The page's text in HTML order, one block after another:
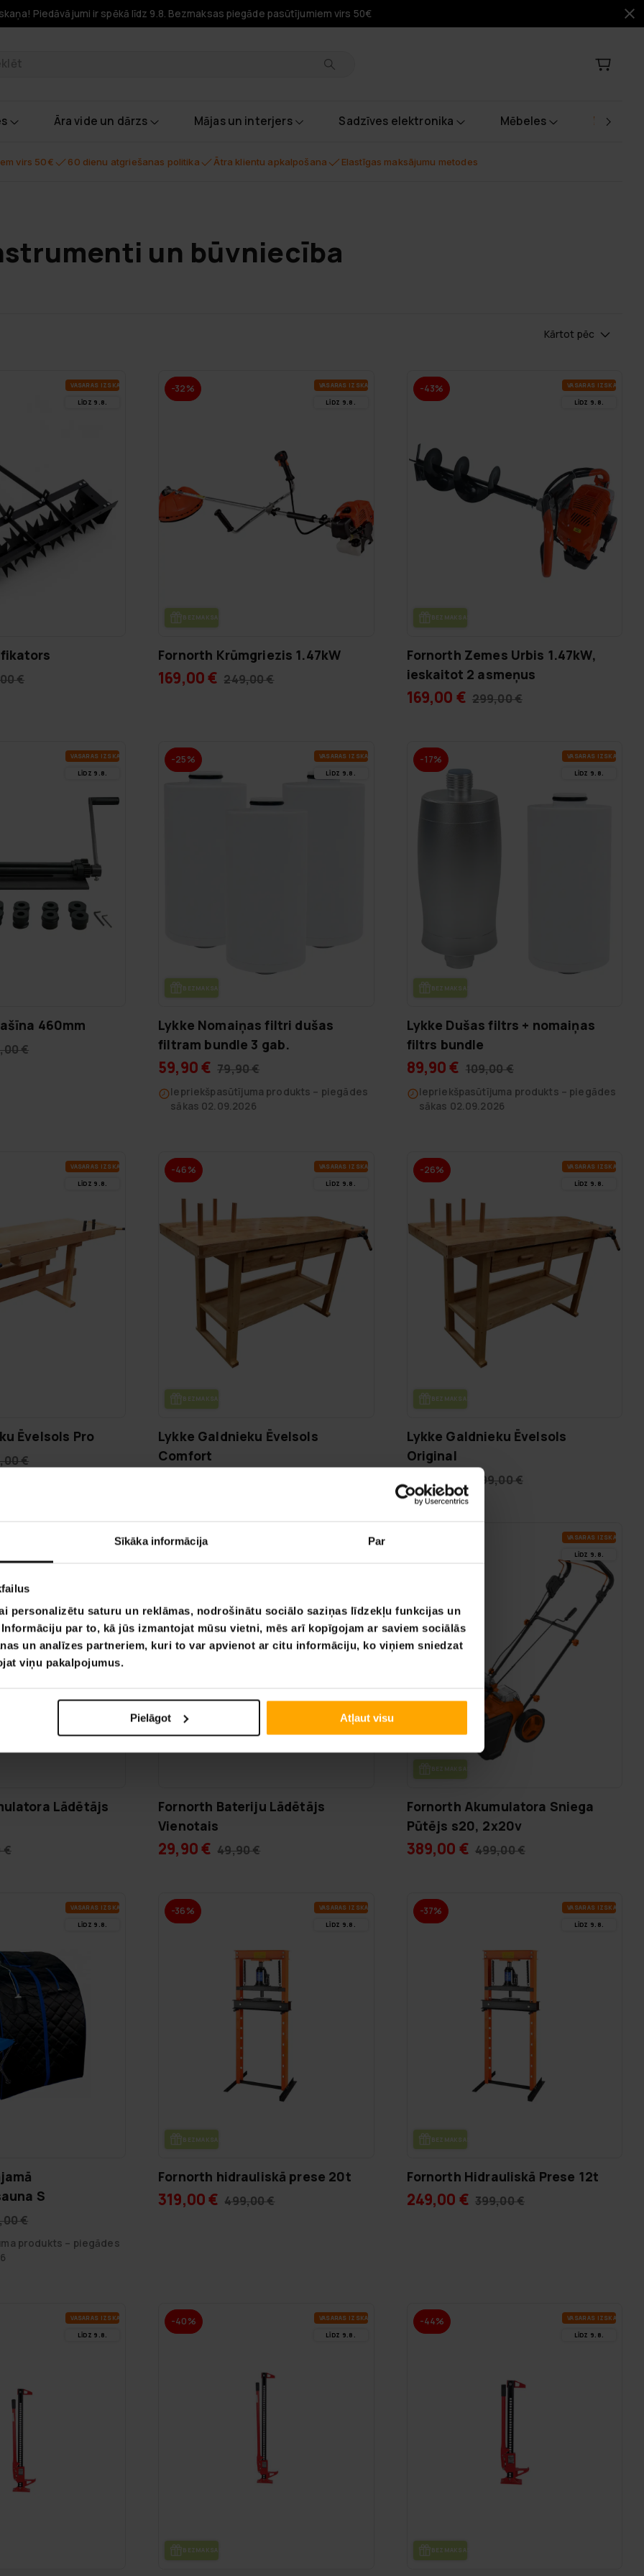
Sīkāka informācija Par
personalizētu saturu un reklāmas, nodrošinātu sociālo saziņas līdzekļu funkcijas un
par to, kā jūs izmantojat mūsu vietni, mēs arī kopīgojam ar saviem sociālās
un analīzes partneriem, kuri to var apvienot ar citu informāciju, ko viņiem sniedzat
viņu pakalpojumus.
Pielāgot Atļaut visu
Piedāvājumi ir spēkā līdz 9.8. Bezmaksas piegāde pasūtījumiem virs 50€
Āra vide un dārzs Mājas un interjers Sadzīves elektronika Mēbeles
virs 50€ 60 dienu atgriešanas politika Ātra klientu apkalpošana Elastīgas maksājumu metodes
un būvniecība
Kārtot pēc
VA­SA­RAS IZ­SKA­ŅA
LĪDZ 9.8.
€
-32% VA­SA­RAS IZ­SKA­ŅA
LĪDZ 9.8.
BEZ­MAK­SAS PIE­GĀ­DE
Fornorth Krūmgriezis 1.47kW
169,00 € 249,00 €
-43% VA­SA­RAS IZ­SKA­ŅA
LĪDZ 9.8.
BEZ­MAK­SAS PIE­GĀ­DE
Fornorth Zemes Urbis 1.47kW,
ieskaitot 2 asmeņus
169,00 € 299,00 €
VA­SA­RAS IZ­SKA­ŅA
LĪDZ 9.8.
460mm
€
-25% VA­SA­RAS IZ­SKA­ŅA
LĪDZ 9.8.
BEZ­MAK­SAS PIE­GĀ­DE
Lykke Nomaiņas filtri dušas
filtram bundle 3 gab.
59,90 € 79,90 €
Iepriekšpasūtījuma produkts – piegādes
sākas 02.09.2026
-17% VA­SA­RAS IZ­SKA­ŅA
LĪDZ 9.8.
BEZ­MAK­SAS PIE­GĀ­DE
Lykke Dušas filtrs + nomaiņas
filtrs bundle
89,90 € 109,00 €
Iepriekšpasūtījuma produkts – piegādes
sākas 02.09.2026
VA­SA­RAS IZ­SKA­ŅA
LĪDZ 9.8.
Ēvelsols Pro
€
-46% VA­SA­RAS IZ­SKA­ŅA
LĪDZ 9.8.
BEZ­MAK­SAS PIE­GĀ­DE
Lykke Galdnieku Ēvelsols
Comfort
-26% VA­SA­RAS IZ­SKA­ŅA
LĪDZ 9.8.
BEZ­MAK­SAS PIE­GĀ­DE
Lykke Galdnieku Ēvelsols
Original
299,00 €
VA­SA­RAS IZ­SKA­ŅA
Lādētājs
€
-40% VA­SA­RAS IZ­SKA­ŅA
Fornorth Bateriju Lādētājs
Vienotais
29,90 € 49,90 €
VA­SA­RAS IZ­SKA­ŅA
LĪDZ 9.8.
BEZ­MAK­SAS PIE­GĀ­DE
Fornorth Akumulatora Sniega
Pūtējs s20, 2x20v
389,00 € 499,00 €
VA­SA­RAS IZ­SKA­ŅA
LĪDZ 9.8.
S
€
produkts – piegādes
-36% VA­SA­RAS IZ­SKA­ŅA
LĪDZ 9.8.
BEZ­MAK­SAS PIE­GĀ­DE
Fornorth hidrauliskā prese 20t
319,00 € 499,00 €
-37% VA­SA­RAS IZ­SKA­ŅA
LĪDZ 9.8.
BEZ­MAK­SAS PIE­GĀ­DE
Fornorth Hidrauliskā Prese 12t
249,00 € 399,00 €
VA­SA­RAS IZ­SKA­ŅA
LĪDZ 9.8.
-40% VA­SA­RAS IZ­SKA­ŅA
LĪDZ 9.8.
BEZ­MAK­SAS PIE­GĀ­DE
-44% VA­SA­RAS IZ­SKA­ŅA
LĪDZ 9.8.
BEZ­MAK­SAS PIE­GĀ­DE